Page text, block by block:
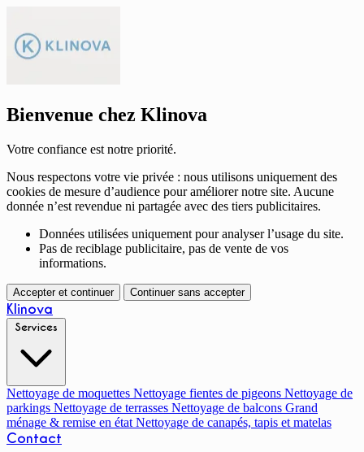
Bienvenue chez Klinova
Votre confiance est notre priorité.
Nous respectons votre vie privée : nous utilisons uniquement des
cookies de mesure d’audience pour améliorer notre site. Aucune
donnée n’est revendue ni partagée avec des tiers publicitaires.
Données utilisées uniquement pour analyser l’usage du site.
Pas de reciblage publicitaire, pas de vente de vos
informations.
Accepter et continuer Continuer sans accepter
Klinova
Nettoyage de moquettes Nettoyage fientes de pigeons Nettoyage de
parkings Nettoyage de terrasses Nettoyage de balcons Grand
ménage & remise en état Nettoyage de canapés, tapis et matelas
Contact